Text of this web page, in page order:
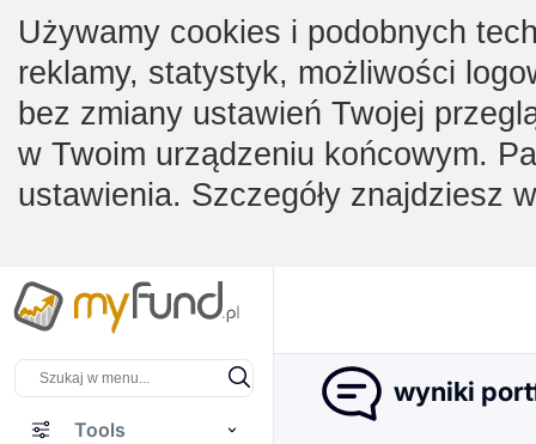
Używamy cookies i podobnych
reklamy, statystyk, możliwości
bez zmiany ustawień Twojej
w Twoim urządzeniu końcowym.
ustawienia. Szczegóły znajdziesz
Tools
wyniki